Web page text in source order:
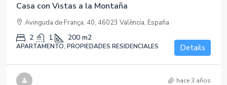
Casa con Vistas a la Montaña
Avinguda de França, 40, 46023 València, España
2 1 200 m2
APARTAMENTO, PROPIEDADES RESIDENCIALES Details
hace 3 años